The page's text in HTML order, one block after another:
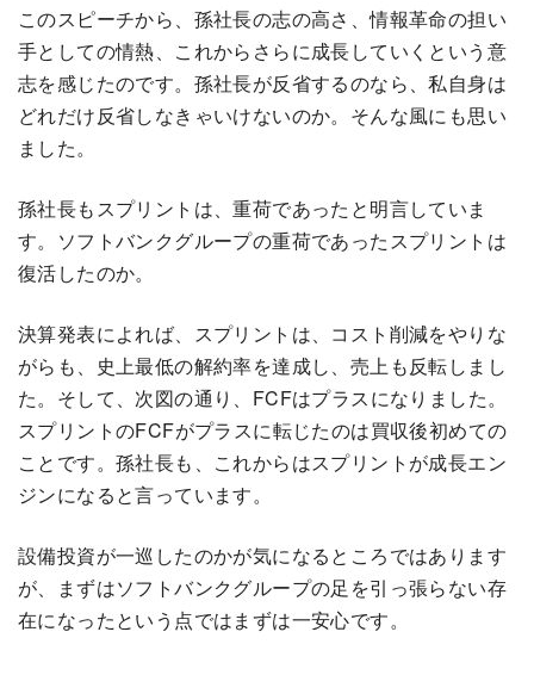
このスピーチから、孫社長の志の高さ、情報革命の担い
手としての情熱、これからさらに成長していくという意
志を感じたのです。孫社長が反省するのなら、私自身は
どれだけ反省しなきゃいけないのか。そんな風にも思い
ました。
孫社長もスプリントは、重荷であったと明言していま
す。ソフトバンクグループの重荷であったスプリントは
復活したのか。
決算発表によれば、スプリントは、コスト削減をやりな
がらも、史上最低の解約率を達成し、売上も反転しまし
た。そして、次図の通り、FCFはプラスになりました。
スプリントのFCFがプラスに転じたのは買収後初めての
ことです。孫社長も、これからはスプリントが成長エン
ジンになると言っています。
設備投資が一巡したのかが気になるところではあります
が、まずはソフトバンクグループの足を引っ張らない存
在になったという点ではまずは一安心です。